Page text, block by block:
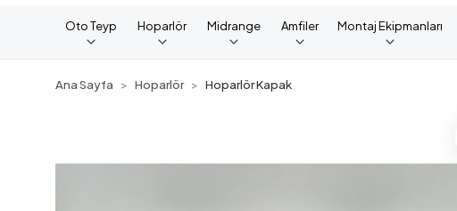
Oto Teyp Hoparlör Midrange Amfiler Montaj Ekipmanları
Ana Sayfa Hoparlör Hoparlör Kapak